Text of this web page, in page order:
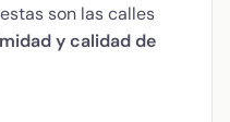
son las calles
y calidad de